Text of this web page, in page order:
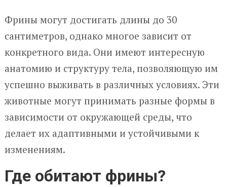
Фрины могут достигать длины до 30
сантиметров, однако многое зависит от
конкретного вида. Они имеют интересную
анатомию и структуру тела, позволяющую им
успешно выживать в различных условиях. Эти
животные могут принимать разные формы в
зависимости от окружающей среды, что
делает их адаптивными и устойчивыми к
изменениям.
Где обитают фрины?